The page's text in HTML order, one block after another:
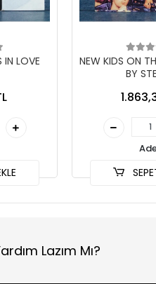
IN LOVE
NEW KIDS ON
BY
Lazım Mı?